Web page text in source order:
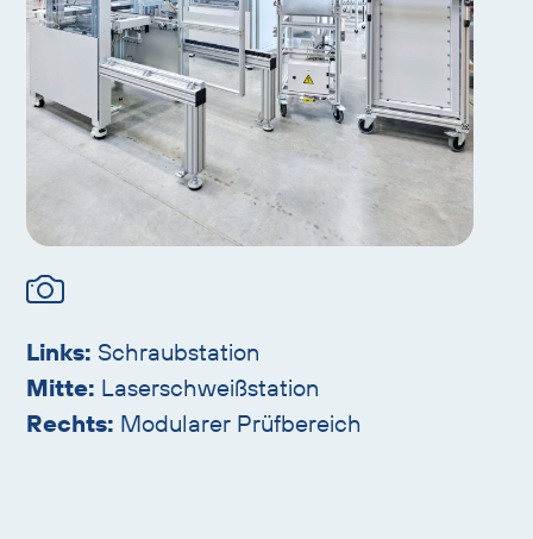
Links: Schraubstation
Mitte: Laserschweißstation
Rechts: Modularer Prüfbereich